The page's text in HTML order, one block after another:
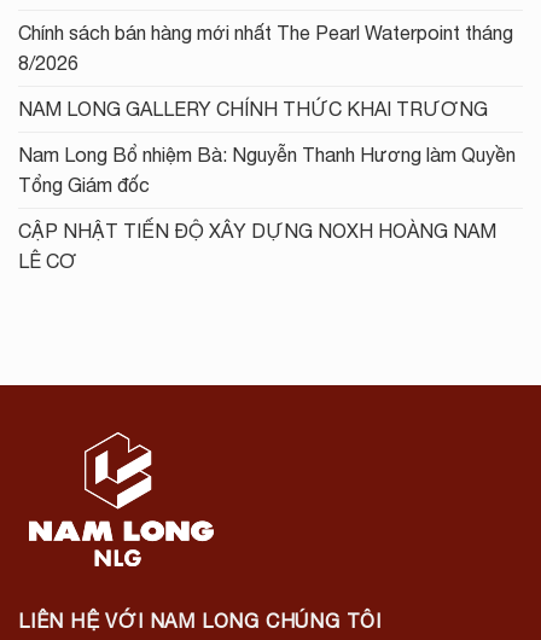
Chính sách bán hàng mới nhất The Pearl Waterpoint tháng
8/2026
NAM LONG GALLERY CHÍNH THỨC KHAI TRƯƠNG
Nam Long Bổ nhiệm Bà: Nguyễn Thanh Hương làm Quyền
Tổng Giám đốc
CẬP NHẬT TIẾN ĐỘ XÂY DỰNG NOXH HOÀNG NAM
LÊ CƠ
LIÊN HỆ VỚI NAM LONG CHÚNG TÔI